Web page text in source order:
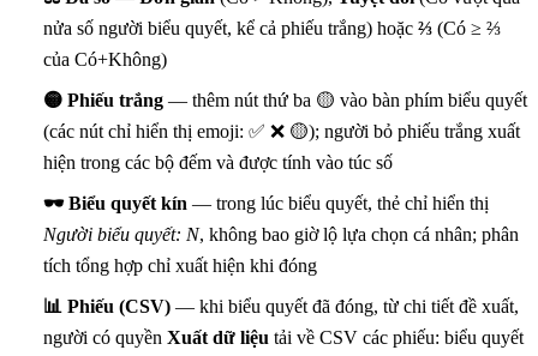
nửa số người biểu quyết, kể cả phiếu trắng) hoặc ⅔ (Có ≥ ⅔
của Có+Không)
🟡 Phiếu trắng — thêm nút thứ ba 🟡 vào bàn phím biểu quyết
(các nút chỉ hiển thị emoji: ✅ ❌ 🟡); người bỏ phiếu trắng xuất
hiện trong các bộ đếm và được tính vào túc số
🕶 Biểu quyết kín — trong lúc biểu quyết, thẻ chỉ hiển thị
Người biểu quyết: N, không bao giờ lộ lựa chọn cá nhân; phân
tích tổng hợp chỉ xuất hiện khi đóng
📊 Phiếu (CSV) — khi biểu quyết đã đóng, từ chi tiết đề xuất,
người có quyền Xuất dữ liệu tải về CSV các phiếu: biểu quyết